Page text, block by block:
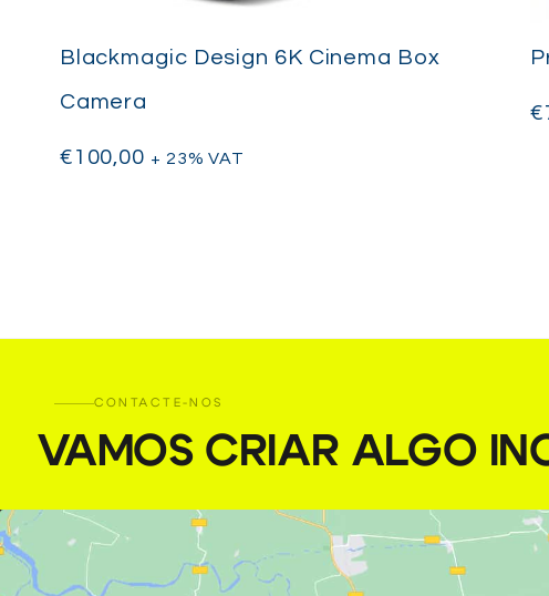
Blackmagic Design 6K Cinema Box
Camera
€ 100,00 + 23% VAT
€
CONTACTE-NOS
VAMOS CRIAR ALGO